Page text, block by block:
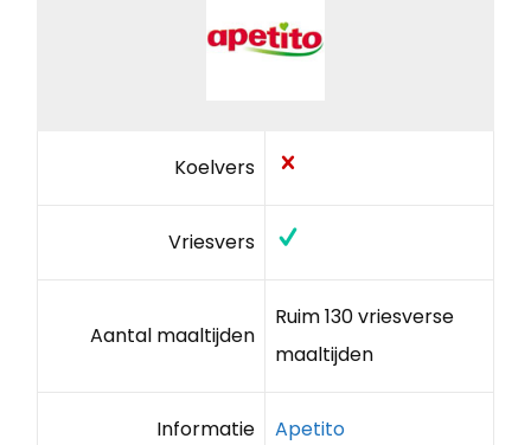
Koelvers
Vriesvers
Aantal maaltijden
Ruim 130 vriesverse
maaltijden
Informatie Apetito